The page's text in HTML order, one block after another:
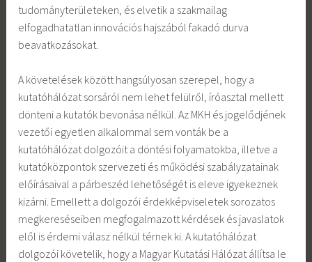
tudományterületeken, és elvetik a szakmailag
elfogadhatatlan innovációs hajszából fakadó durva
beavatkozásokat.
A követelések között hangsúlyosan szerepel, hogy a
kutatóhálózat sorsáról nem lehet felülről, íróasztal mellett
dönteni a kutatók bevonása nélkül. Az MKH és jogelődjének
vezetői egyetlen alkalommal sem vonták be a
kutatóhálózat dolgozóit a döntési folyamatokba, illetve a
kutatóközpontok szervezeti és működési szabályzatainak
előírásaival a párbeszéd lehetőségét is eleve igyekeznek
kizárni. Emellett a dolgozói érdekképviseletek sorozatos
megkereséseiben megfogalmazott kérdések és javaslatok
elől is érdemi válasz nélkül térnek ki. A kutatóhálózat
dolgozói követelik, hogy a Magyar Kutatási Hálózat állítsa le